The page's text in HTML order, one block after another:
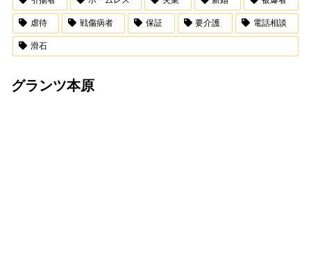
虐待 戦傷病者 保証 要介護 電話相談
滑石
グランツ本原